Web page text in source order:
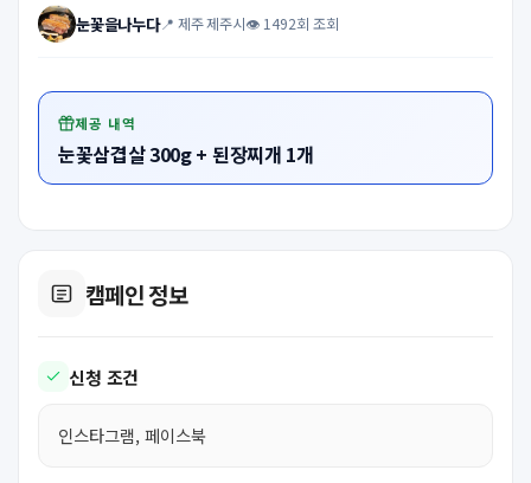
눈꽃을나누다📍 제주 제주시👁 1492회 조회
제공 내역
눈꽃삼겹살 300g + 된장찌개 1개
캠페인 정보
신청 조건
인스타그램, 페이스북